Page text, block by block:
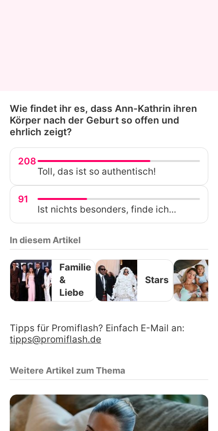
Wie findet ihr es, dass Ann-Kathrin ihren
Körper nach der Geburt so offen und
ehrlich zeigt?
208
Toll, das ist so authentisch!
91
Ist nichts besonders, finde ich...
In diesem Artikel
Familie
&
Liebe
Stars
Tipps für Promiflash? Einfach E-Mail an:
tipps@promiflash.de
Weitere Artikel zum Thema